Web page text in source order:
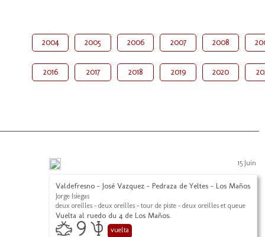
2004 2005 2006 2007 2008
2016 2017 2018 2019 2020
15 Juin
Valdefresno - José Vazquez - Pedraza de Yeltes - Los Maños
Jorge Isiegas
deux oreilles - deux oreilles - tour de piste - deux oreilles et queue
Vuelta al ruedo du 4 de Los Maños.
vuelta